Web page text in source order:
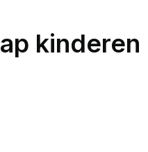
kinderen